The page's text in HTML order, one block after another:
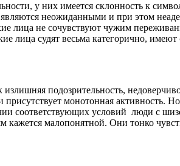
у них имеется склонность к
неожиданными и при этом
лица не сочувствуют чужим
судят весьма категорично, имеют
подозрительность,
монотонная активность.
соответствующих условий люди с
малопонятной. Они тонко